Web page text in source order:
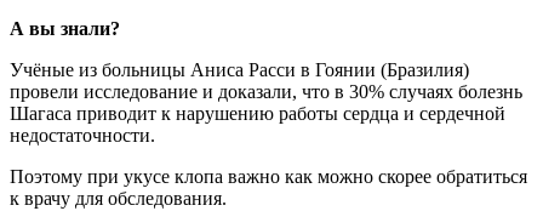
А вы знали?
Учёные из больницы Аниса Расси в Гоянии (Бразилия)
провели исследование и доказали, что в 30% случаях болезнь
Шагаса приводит к нарушению работы сердца и сердечной
недостаточности.
Поэтому при укусе клопа важно как можно скорее обратиться
к врачу для обследования.